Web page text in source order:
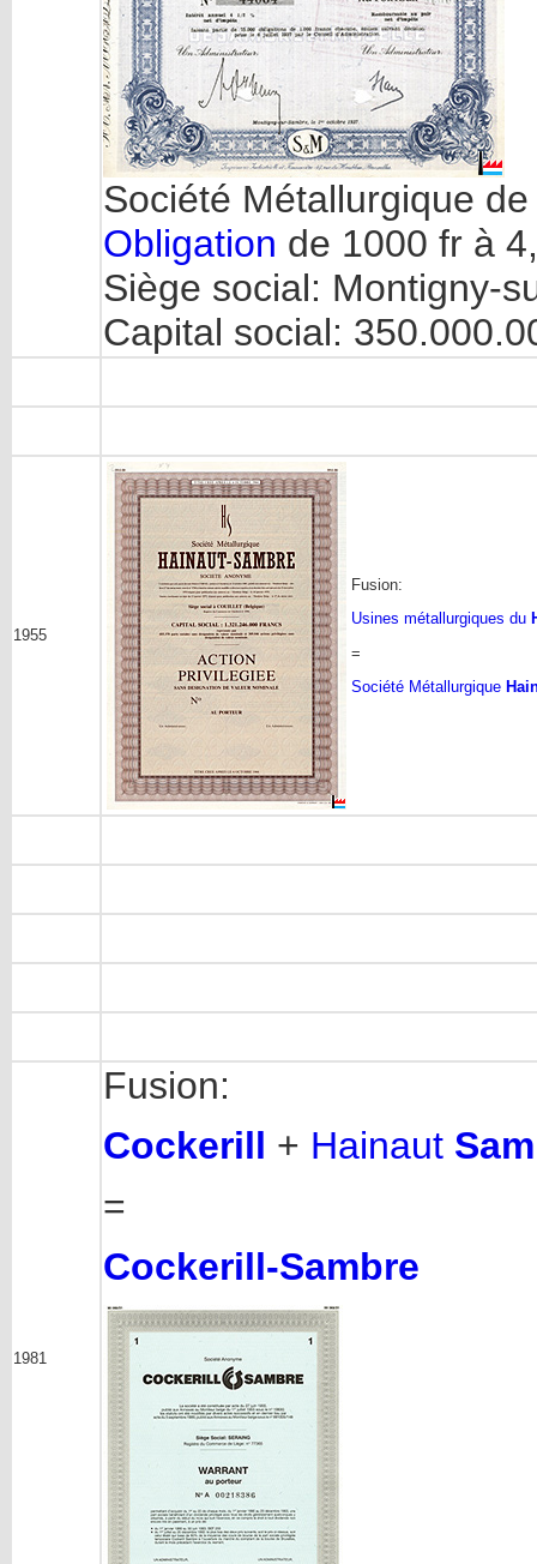
Société Métallurgique
Obligation de 1000 fr à
Siège social: Montigny-
Capital social:
1955
Fusion:
Usines métallurgiques du
=
Société Métallurgique
1981
Fusion:
Cockerill + Hainaut
=
Cockerill-Sambre